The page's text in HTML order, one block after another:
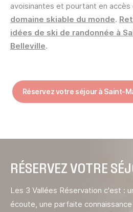
avoisinantes et pourtant en accès
domaine skiable du monde.
idées de ski de randonnée à
Belleville.
Réservez votre séjour à Saint-
RÉSERVEZ VOTRE
Les 3 Vallées Réservation c'est :
écoute, une parfaite